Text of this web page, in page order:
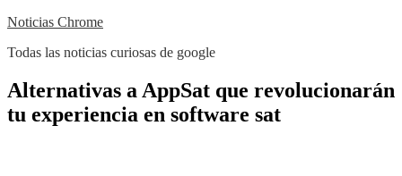
Skip
content
Noticias Chrome
Todas las noticias curiosas de google
Close
Menu
Alternativas a AppSat que revolucionarán
tu experiencia en software sat